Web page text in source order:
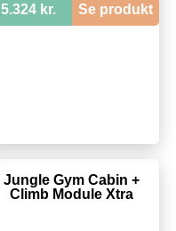
5.324 kr. Se produkt
Jungle Gym Cabin +
Climb Module Xtra